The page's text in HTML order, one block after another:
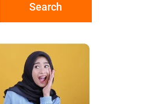
Search